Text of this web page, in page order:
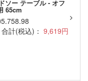
ソー テーブル - オフ
65cm
合計(税込)： 9,619円